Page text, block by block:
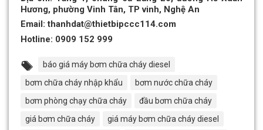
Hương, phường Vinh Tân, TP vinh, Nghệ An
Email: thanhdat@thietbipccc114.com
Hotline: 0909 152 999
báo giá máy bơm chữa cháy diesel
bơm chữa cháy nhập khẩu
bơm nước chữa cháy
bơm phòng chạy chữa cháy
đầu bơm chữa cháy
giá bơm chữa cháy
giá máy bơm chữa cháy diesel